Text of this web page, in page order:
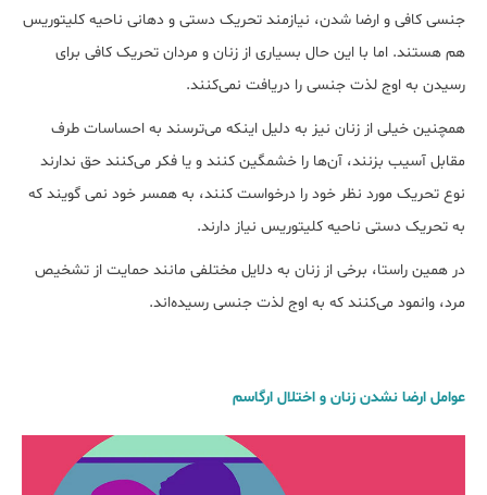
جنسی کافی و ارضا شدن، نیازمند تحریک دستی و دهانی ناحیه کلیتوریس
هم هستند. اما با این حال بسیاری از زنان و مردان تحریک کافی برای
رسیدن به اوج لذت جنسی را دریافت نمی‌کنند.
همچنین خیلی از زنان نیز به دلیل اینکه می‌ترسند به احساسات طرف
مقابل آسیب بزنند، آن‌ها را خشمگین کنند و یا فکر می‌کنند حق ندارند
نوع تحریک مورد نظر خود را درخواست کنند، به همسر خود نمی گویند که
به تحریک دستی ناحیه کلیتوریس نیاز دارند.
در همین راستا، برخی از زنان به دلایل مختلفی مانند حمایت از تشخیص
مرد، وانمود می‌کنند که به اوج لذت جنسی رسیده‌اند.
عوامل ارضا نشدن زنان و اختلال ارگاسم